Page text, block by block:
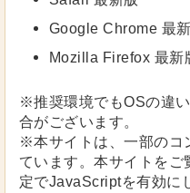
Google Chrome 最
Mozilla Firefox 最新
※推奨環境でもOSの違
合がございます。
※本サイトは、一部のコ
ています。本サイトを
定でJavaScriptを有効に